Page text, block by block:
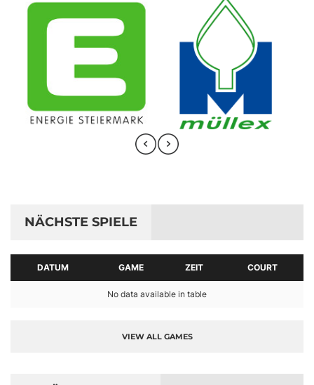
NÄCHSTE SPIELE
DATUM GAME ZEIT COURT
No data available in table
VIEW ALL GAMES